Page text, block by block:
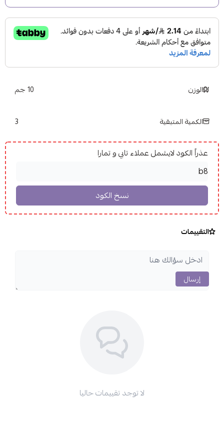
الوزن 10 جم
الكمية المتبقية 3
عذراً الكود لايشمل عملاء تابي و تمارا
التقييمات
إرسال
لا توجد تقييمات حاليا